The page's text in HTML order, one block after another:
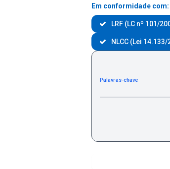
Em conformidade com:
LRF (LC nº 101/
NLCC (Lei
Palavras-chave